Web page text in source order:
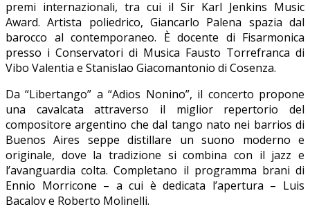
premi internazionali, tra cui il Sir Karl Jenkins Music
Award. Artista poliedrico, Giancarlo Palena spazia dal
barocco al contemporaneo. È docente di Fisarmonica
presso i Conservatori di Musica Fausto Torrefranca di
Vibo Valentia e Stanislao Giacomantonio di Cosenza.
Da “Libertango” a “Adios Nonino”, il concerto propone
una cavalcata attraverso il miglior repertorio del
compositore argentino che dal tango nato nei barrios di
Buenos Aires seppe distillare un suono moderno e
originale, dove la tradizione si combina con il jazz e
l’avanguardia colta. Completano il programma brani di
Ennio Morricone – a cui è dedicata l’apertura – Luis
Bacalov e Roberto Molinelli.